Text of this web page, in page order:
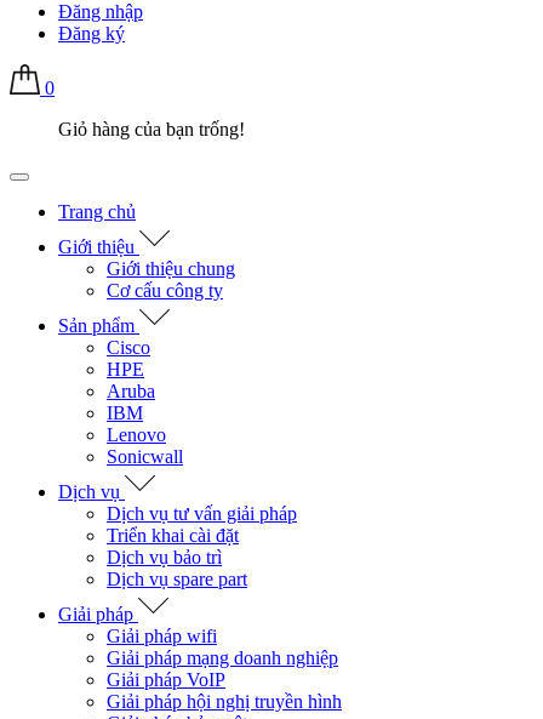
Đăng nhập
Đăng ký
0
Giỏ hàng của bạn trống!
Trang chủ
Giới thiệu
Giới thiệu chung
Cơ cấu công ty
Sản phẩm
Cisco
HPE
Aruba
IBM
Lenovo
Sonicwall
Dịch vụ
Dịch vụ tư vấn giải pháp
Triển khai cài đặt
Dịch vụ bảo trì
Dịch vụ spare part
Giải pháp
Giải pháp wifi
Giải pháp mạng doanh nghiệp
Giải pháp VoIP
Giải pháp hội nghị truyền hình